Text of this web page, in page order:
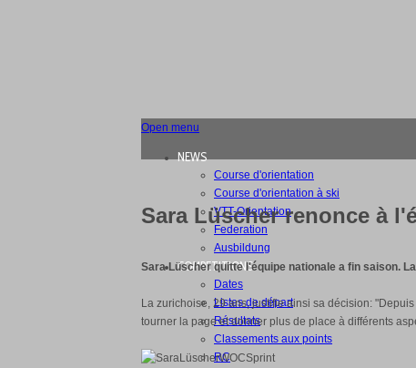
Open menu
NEWS
Course d'orientation
Course d'orientation à ski
VTT-Orientation
Federation
Ausbildung
COMPETITIONS
Dates
Listes de départ
Résultats
Classements aux points
RC
Sara Lüscher renonce à
Sara Lüscher quitte l'équipe nationale a fin saison.
La zurichoise, 29 ans, justifie ainsi sa décision:
tourner la page et donner plus de place à différents